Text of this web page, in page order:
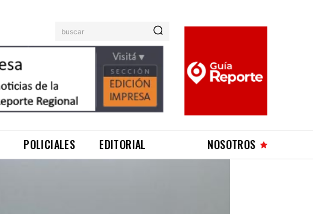
buscar
POLICIALES EDITORIAL NOSOTROS